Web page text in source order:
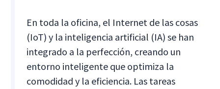
En toda la oficina, el Internet de las cosas
(IoT) y la inteligencia artificial (IA) se han
integrado a la perfección, creando un
entorno inteligente que optimiza la
comodidad y la eficiencia. Las tareas